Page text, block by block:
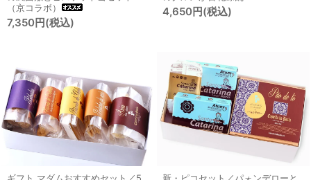
（京コラボ）
7,350円(税込)
4,650円(税込)